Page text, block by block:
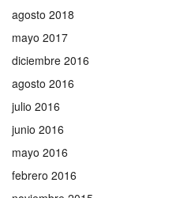
agosto 2018
mayo 2017
diciembre 2016
agosto 2016
julio 2016
junio 2016
mayo 2016
febrero 2016